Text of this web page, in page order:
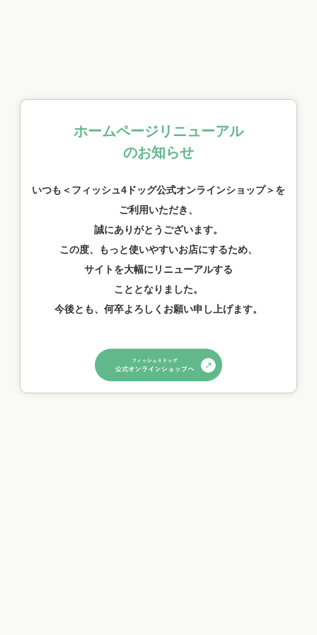
ホームページリニューアル
のお知らせ
いつも＜フィッシュ4ドッグ公式オンラインショップ＞を
ご利用いただき、
誠にありがとうございます。
この度、もっと使いやすいお店にするため、
サイトを大幅にリニューアルする
こととなりました。
今後とも、何卒よろしくお願い申し上げます。